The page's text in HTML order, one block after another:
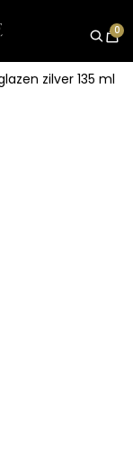
0
zilver 135 ml